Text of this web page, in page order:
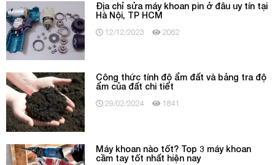
Địa chỉ sửa máy khoan pin ở đâu uy tín tại
Hà Nội, TP HCM
12/12/2023 2062
Công thức tính độ ẩm đất và bảng tra độ
ẩm của đất chi tiết
29/02/2024 1841
Máy khoan nào tốt? Top 3 máy khoan
cầm tay tốt nhất hiện nay